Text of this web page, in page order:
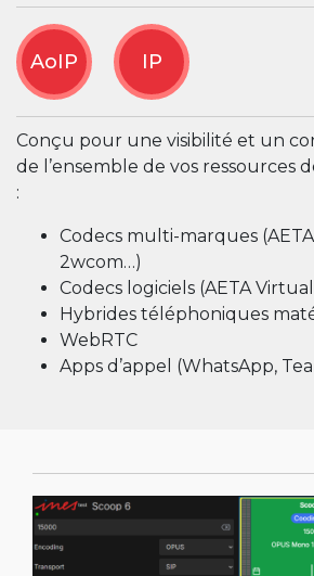
AoIP IP
Conçu pour une visibilité et un
de l’ensemble de vos ressources
:
Codecs multi-marques
2wcom…)
Codecs logiciels (AETA
Hybrides téléphoniques
WebRTC
Apps d’appel (WhatsApp,